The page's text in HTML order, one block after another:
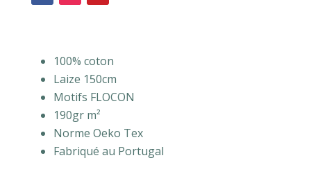
100% coton
Laize 150cm
Motifs FLOCON
190gr m²
Norme Oeko Tex
Fabriqué au Portugal